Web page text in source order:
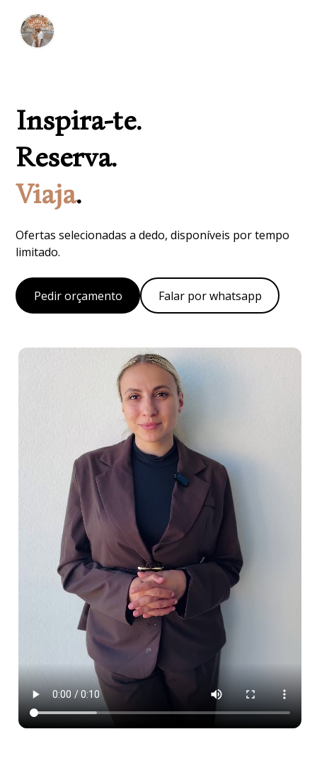
Inspira-te.
Reserva.
Viaja.
Ofertas selecionadas a dedo, disponíveis por tempo
limitado.
Pedir orçamento Falar por whatsapp